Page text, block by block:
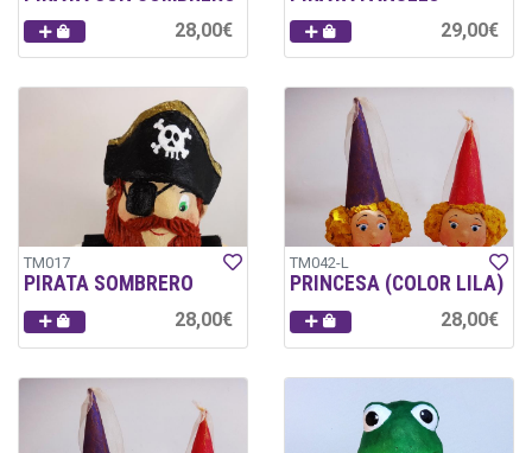
28,00€ 29,00€
TM017
PIRATA SOMBRERO
28,00€
TM042-L
PRINCESA (COLOR LILA)
28,00€